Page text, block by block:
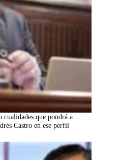
que pondrá a
Castro en ese perfil